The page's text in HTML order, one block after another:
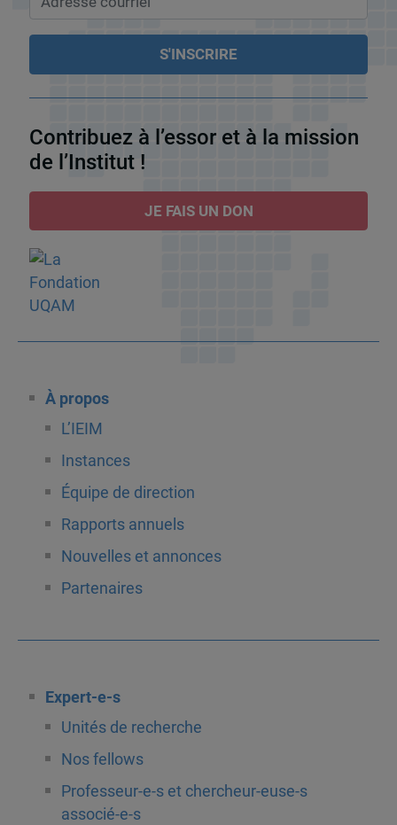
Contribuez à l’essor et à la mission
de l’Institut !
JE FAIS UN DON
À propos
L’IEIM
Instances
Équipe de direction
Rapports annuels
Nouvelles et annonces
Partenaires
Expert-e-s
Unités de recherche
Nos fellows
Professeur-e-s et chercheur-euse-s
associé-e-s